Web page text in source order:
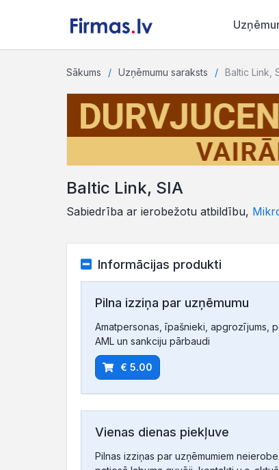
Sākums Uzņēmumu saraksts Baltic Link,
Baltic Link, SIA
Sabiedrība ar ierobežotu atbildību,
Informācijas produkti
Pilna izziņa par uzņēmumu
Amatpersonas, īpašnieki, apgrozījums,
AML un sankciju pārbaudi
€ 5.00
Vienas dienas piekļuve
Pilnas izziņas par uzņēmumiem